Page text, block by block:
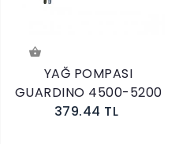
YAĞ POMPASI
GUARDINO 4500-5200
379.44 TL